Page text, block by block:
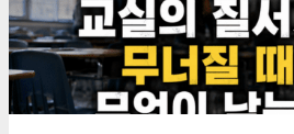
1 minute read
게재된 글
아침마다 지혜